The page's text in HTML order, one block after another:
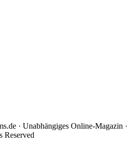
· Unabhängiges Online-Magazin ·
Reserved